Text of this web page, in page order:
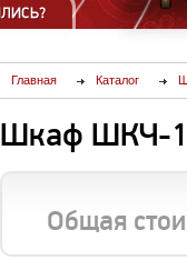
Главная Каталог
Шкаф ШКЧ-
Общая